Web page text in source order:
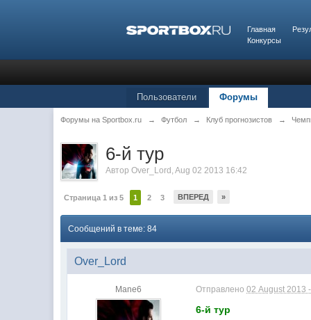
Главная
Конкурсы
Пользователи Форумы
Форумы на Sportbox.ru → Футбол → Клуб прогнозистов →
6-й тур
АвторOver_Lord ,Aug 02 2013 16:42
Страница 1 из 5 1 2 3 ВПЕРЕД »
Сообщений в теме: 84
Over_Lord
Mane6 Отправлено02 August 2013
6-й тур